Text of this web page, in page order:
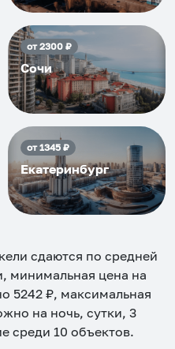
от2300₽
Сочи
от1345₽
Екатеринбург
сдаются по средней
минимальная цена на
5242 ₽, максимальная
на ночь, сутки, 3
среди 10 объектов.